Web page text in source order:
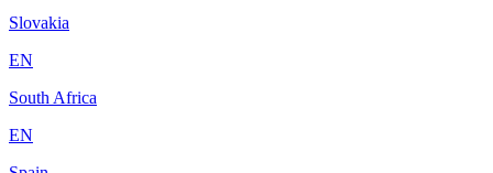
Slovakia
EN
South Africa
EN